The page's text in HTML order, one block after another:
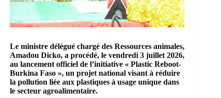
Le ministre délégué chargé des Ressources animales,
Amadou Dicko, a procédé, le vendredi 3 juillet 2026,
au lancement officiel de l’initiative « Plastic Reboot-
Burkina Faso », un projet national visant à réduire
la pollution liée aux plastiques à usage unique dans
le secteur agroalimentaire.